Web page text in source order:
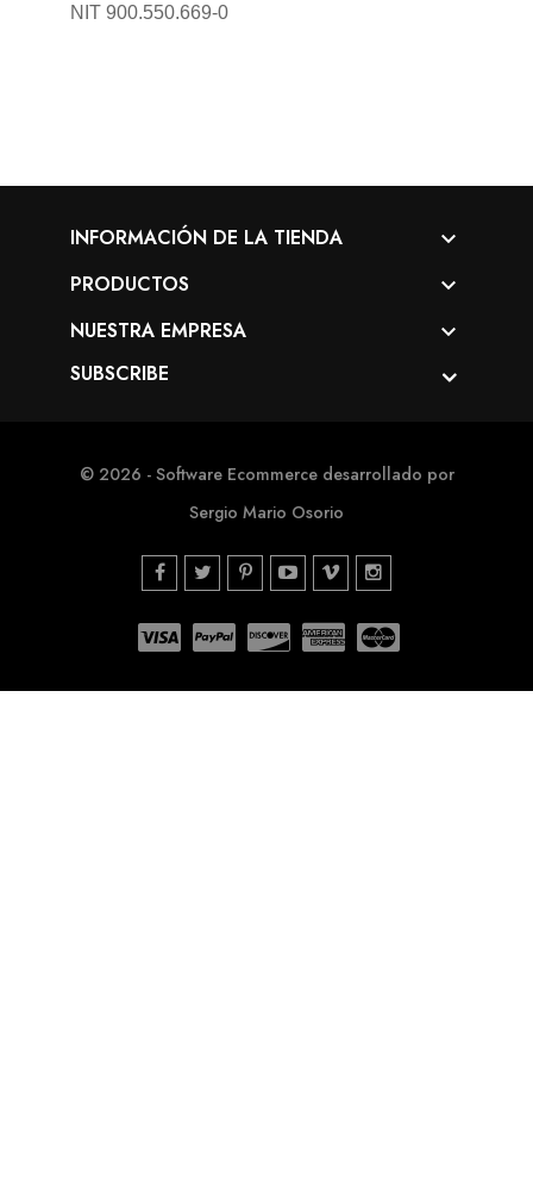
NIT 900.550.669-0
INFORMACIÓN DE LA TIENDA 
PRODUCTOS 
NUESTRA EMPRESA 
SUBSCRIBE
© 2026 - Software Ecommerce desarrollado por
Sergio Mario Osorio